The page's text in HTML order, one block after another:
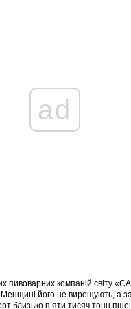
ad
компаній світу
його не вирощують, а
близько п’яти тисяч тонн